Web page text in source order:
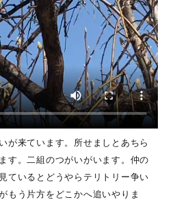
が来ています。所せましとあちら
す。二組のつがいがいます。仲の
ているとどうやらテリトリー争い
もう片方をどこかへ追いやりま